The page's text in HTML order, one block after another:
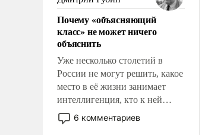
Почему «объясняющий
класс» не может ничего
объяснить
Уже несколько столетий в
России не могут решить, какое
место в её жизни занимает
интеллигенция, кто к ней
принадлежит, а кого из неё
исключили с правом
6 комментариев